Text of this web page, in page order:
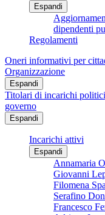
Espandi
dipendenti
Regolamenti
Oneri informativi per
Organizzazione
Espandi
Titolari di incarichi
governo
Espandi
Incarichi attivi
Espandi
Annamaria
Giovanni
Filomena
Serafino
Francesco